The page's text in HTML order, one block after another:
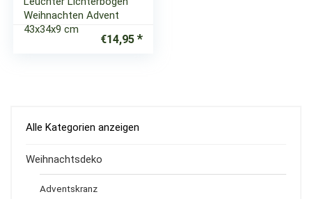
Weihnachten Advent
43x34x9 cm
€14,95
Alle Kategorien anzeigen
Weihnachtsdeko
Adventskranz